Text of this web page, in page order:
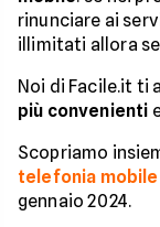
rinunciare ai
illimitati allora
Noi di Facile.it ti
più convenienti
Scopriamo
telefonia mobile
gennaio 2024.